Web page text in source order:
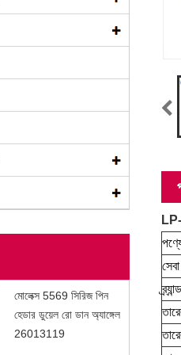
মোলেক্স 5569 সিরিজ পিন
হেডার ডুয়েল রো ডান অ্যাঙ্গেল
26013119
সেবা
ব্র্যান্ড